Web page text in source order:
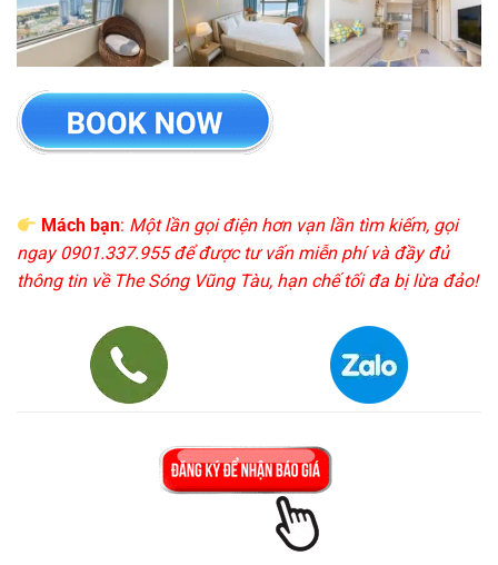
Mách bạn: Một lần gọi điện hơn vạn lần tìm kiếm, gọi
ngay 0901.337.955 để được tư vấn miễn phí và đầy đủ
thông tin về The Sóng Vũng Tàu, hạn chế tối đa bị lừa đảo!